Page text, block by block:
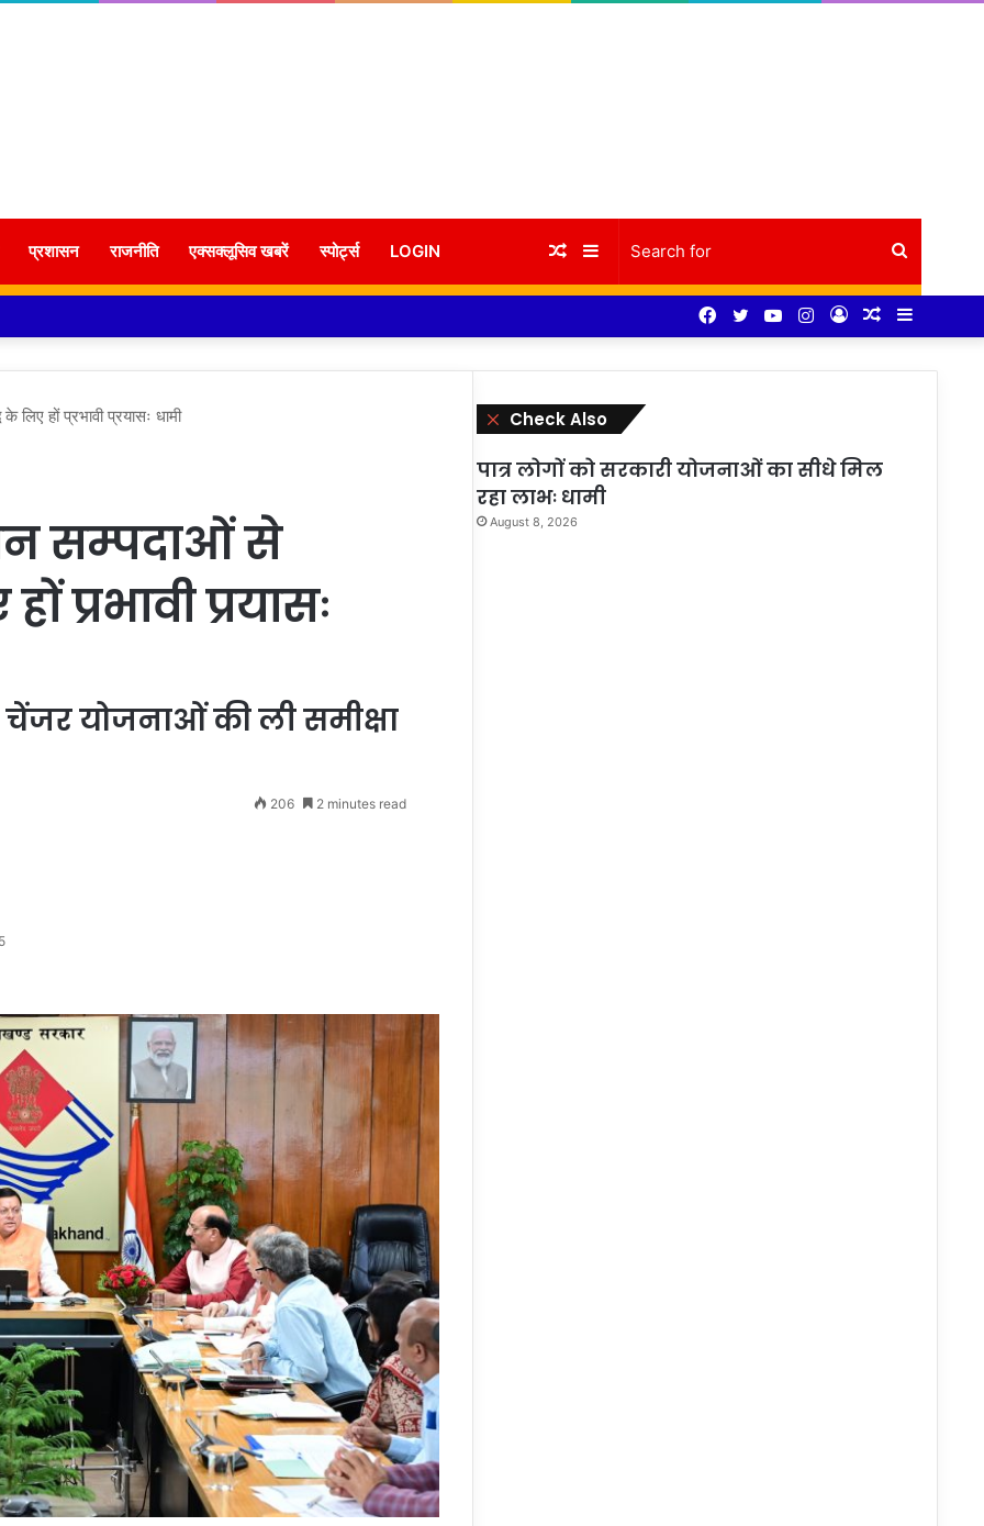
प्रशासन राजनीति एक्सक्लूसिव खबरें स्पोर्ट्स LOGIN Search
for
Sidebar
Random
Sidebar
Random
Log
Instagram
YouTube
Twitter
Facebook
हों प्रभावी प्रयासः धामी
सम्पदाओं से
प्रभावी प्रयासः
योजनाओं की ली समीक्षा
206 2 minutes read
Check Also
Close
पात्र लोगों को सरकारी योजनाओं का सीधे मिल
रहा लाभः धामी
August 8, 2026